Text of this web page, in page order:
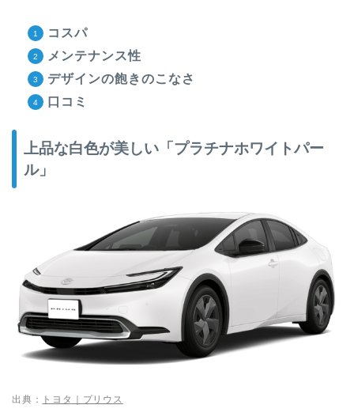
コスパ
メンテナンス性
デザインの飽きのこなさ
口コミ
上品な白色が美しい「プラチナホワイトパー
ル」
出典： トヨタ｜プリウス